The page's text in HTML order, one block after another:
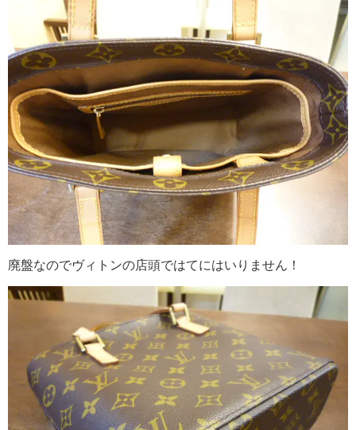
廃盤なのでヴィトンの店頭ではてにはいりません！